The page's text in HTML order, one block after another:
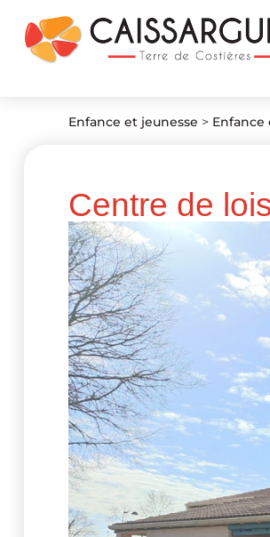
Enfance et jeunesse > Enfance
Centre de